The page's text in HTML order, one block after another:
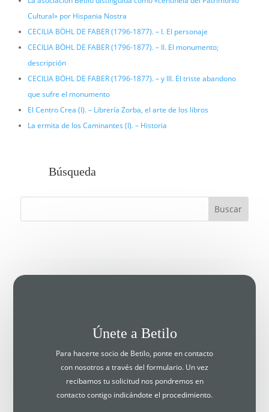
Cultural» por Hispania Nostra
CECILIA BÖHL DE FABER (1796-1877). – I. El personaje
CECILIA BÖHL DE FABER (1796-1877). – II. El monumento;
descripción
CECILIA BÖHL DE FABER (1796-1877). – y III. El triste abandono
que sufre el monumento
El Centro Crea (I). – Librería Zorba, el arte de los libros
La ermita de los Caminantes (I). – Historia
Búsqueda
Únete a Betilo
Para hacerte socio de Betilo, ponte en contacto
con nosotros a través del formulario. Un vez
recibamos tu solicitud nos pondremos en
contacto contigo indicándote el procedimiento.